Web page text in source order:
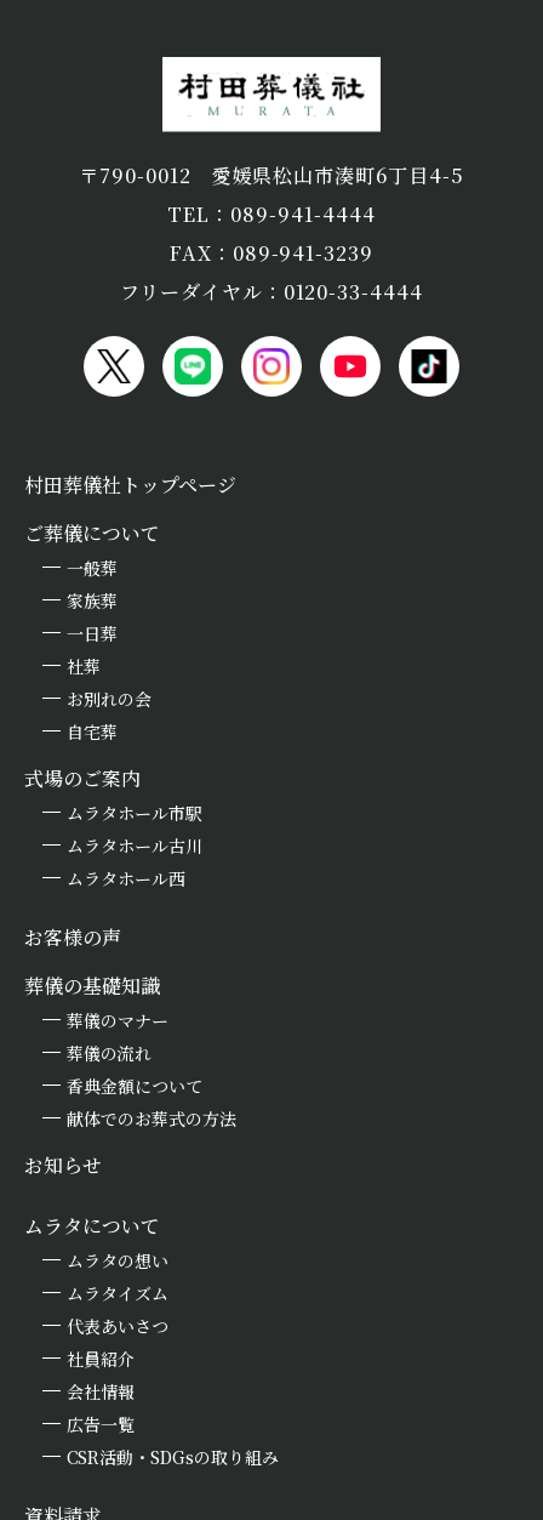
〒790-0012 愛媛県松山市湊町6丁目4-5
TEL：089-941-4444
FAX：089-941-3239
フリーダイヤル：0120-33-4444
村田葬儀社トップページ
ご葬儀について
一般葬
家族葬
一日葬
社葬
お別れの会
自宅葬
式場のご案内
ムラタホール市駅
ムラタホール古川
ムラタホール西
お客様の声
葬儀の基礎知識
葬儀のマナー
葬儀の流れ
香典金額について
献体でのお葬式の方法
お知らせ
ムラタについて
ムラタの想い
ムラタイズム
代表あいさつ
社員紹介
会社情報
広告一覧
CSR活動・SDGsの取り組み